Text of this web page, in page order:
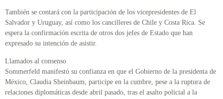
También se contará con la participación de los vicepresidentes de El
Salvador y Uruguay, así como los cancilleres de Chile y Costa Rica. Se
espera la confirmación escrita de otros dos jefes de Estado que han
expresado su intención de asistir.
Llamados al consenso
Sommerfeld manifestó su confianza en que el Gobierno de la presidenta de
México, Claudia Sheinbaum, participe en la cumbre, pese a la ruptura de
relaciones diplomáticas desde abril pasado, tras el asalto policial a la